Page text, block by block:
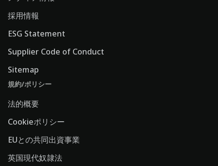
採用情報
ESG Statement
Supplier Code of Conduct
Sitemap
規約/ポリシー
法的概要
Cookieポリシー
EUとの共同出資事業
英国現代奴隷法